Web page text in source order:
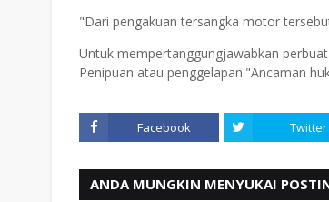
"Dari pengakuan tersangka motor
Untuk mempertanggungjawabkan
Penipuan atau penggelapan."Ancaman
Facebook Twitter
ANDA MUNGKIN MENYUKAI